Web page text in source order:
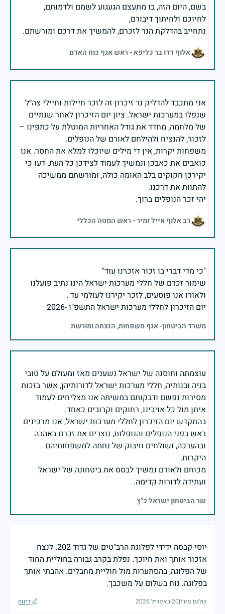
בשם, היום הזה, בו מתעצם הגעגוע לשמם ולדמותם,
נתחייב בהדלקת הנר לזכרם, להמשיך את דרכם ומורשתם.
אלוף דדו בר כליפא - ראש אגף כוח האדם
אני מתכבד להדליק נר זיכרון זה לזכר חיילות וחיילי צה״ל
שנפלו במערכות ישראל. ציון יום הזיכרון לאחר שנתיים
של מלחמה, מחדד את גודל האחריות המוטלת על כתפינו –
משפחות יקרות, אין די מילים שיוכלו למלא את החסר. אנו
כואבים את כאבכן ונמשיך לעמוד לצידכן כל העת. דעו כי
יקירכן חקוקים בלב האומה כולה, ומורשתם ממשיכה
יהי זכר הנופלים ברוך.
רב אלוף אייל זמיר - ראש המטה הכללי
שימור זכרם של חללי מערכות ישראל הינו נתיב פועלנו
יום הזיכרון לחללי מערכות ישראל התשפ"ו -2026
משרד הביטחון- אגף משפחות, הנצחה ומורשת
עוצמתה וחוסנה של ישראל נשענים מאז ומעולם על טובי
בניה ובנותיה, חללי מערכות ישראל לדורותיהן, אשר בזכות
מסירות נפשם ודבקותם במשימה אנו מצליחים לעמוד
בהתקדש יום הזיכרון לחללי מערכות ישראל, אנו מרכינים
ראש בפני הנופלים והנופלות, נוצרים את זכרם באהבה
ובהערכה, ושולחים חיבוק של נחמה למשפחותיהם
מכוחם ולאורם נמשיך לבסס את ביטחונה של ישראל
ועתידה לדורות קדימה.
שר הביטחון ישראל כ"ץ
יוסי קבסה ידידי לפלוגת הרב"טים של גדוד 202. לנצח
אזכור אותך ואת חיוכך. נפלת בקרב גבורה בחוליית החוד
של הפלוגה, בהסתערות מול חוליית מחבלים. אהבתי אותך
בפלוגה. נוח בשלום על משכבך.
שלום סירי|20 באפריל 2026 דיווח